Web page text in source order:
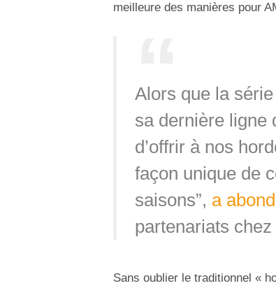
meilleure des manières pour
Alors que la
sa dernière ligne
d’offrir à nos
façon unique de
saisons”, a
partenariats
Sans oublier le traditionnel «